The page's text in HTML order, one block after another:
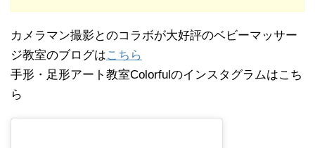
カメラマン撮影とのコラボが大好評のベビーマッサー
ジ教室のブログはこちら
手形・足形アート教室Colorfulのインスタグラムはこち
ら